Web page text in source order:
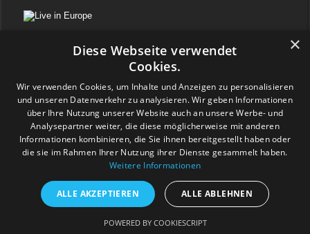
News
06. April 2025
Jazzvinyl.ch ist am Sonntag 06. April ab 10 Uhr an der
Schallplattenbörse im Volkshaus in Zürich
Wir haben auch einiges aus der Sammlung von Patrick! Ich bringe
viel Dolphy, Art Farmer usw.
Copyright © 2014. All Rights Reserved.
×
Diese Webseite verwendet
Cookies.
Wir verwenden Cookies, um Inhalte und Anzeigen zu personalisieren
und unseren Datenverkehr zu analysieren. Wir geben Informationen
über Ihre Nutzung unserer Website auch an unsere Werbe- und
Analysepartner weiter, die diese möglicherweise mit anderen
Informationen kombinieren, die Sie ihnen bereitgestellt haben oder
die sie im Rahmen Ihrer Nutzung ihrer Dienste gesammelt haben.
Weitere Informationen
ALLE AKZEPTIEREN ALLE ABLEHNEN
POWERED BY COOKIESCRIPT